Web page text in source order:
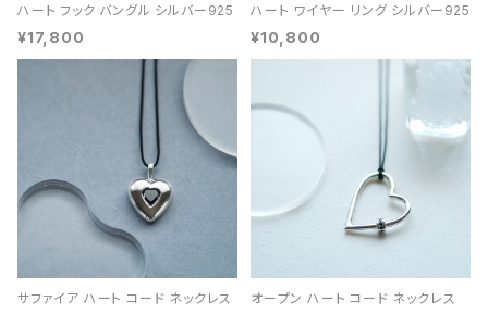
ハート フック バングル シルバー925
¥17,800
ハート ワイヤー リング シルバー925
¥10,800
サファイア ハート コード ネックレス
オープン ハート コード ネックレス